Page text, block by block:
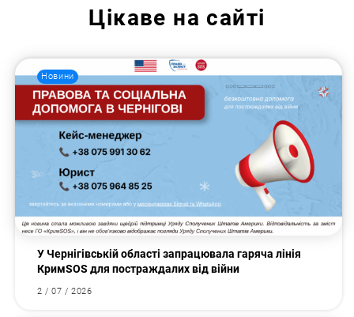
Цікаве на сайті
Новини
У Чернігівській області запрацювала гаряча лінія
КримSOS для постраждалих від війни
2 / 07 / 2026